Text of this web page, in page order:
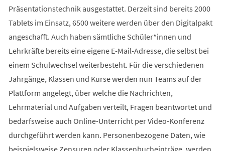
Präsentationstechnik ausgestattet. Derzeit sind bereits 2000
Tablets im Einsatz, 6500 weitere werden über den Digitalpakt
angeschafft. Auch haben sämtliche Schüler*innen und
Lehrkräfte bereits eine eigene E-Mail-Adresse, die selbst bei
einem Schulwechsel weiterbesteht. Für die verschiedenen
Jahrgänge, Klassen und Kurse werden nun Teams auf der
Plattform angelegt, über welche die Nachrichten,
Lehrmaterial und Aufgaben verteilt, Fragen beantwortet und
bedarfsweise auch Online-Unterricht per Video-Konferenz
durchgeführt werden kann. Personenbezogene Daten, wie
beispielsweise Zensuren oder Klassenbucheinträge, werden